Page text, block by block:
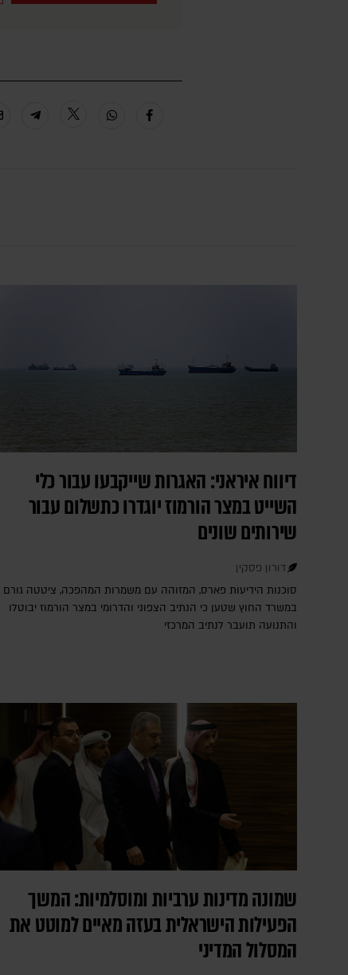
דיווח איראני: האגרות שייקבעו עבור כלי
השייט במצר הורמוז יוגדרו כתשלום עבור
שירותים שונים
דורון פסקין
סוכנות הידיעות פארס, המזוהה עם משמרות המהפכה, ציטטה גורם
במשרד החוץ שטען כי הנתיב הצפוני והדרומי במצר הורמוז יבוטלו
והתנועה תועבר לנתיב המרכזי
שמונה מדינות ערביות ומוסלמיות: המשך
הפעילות הישראלית בעזה מאיים למוטט את
המסלול המדיני